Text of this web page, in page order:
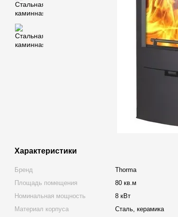
Характеристики
Бренд
Thorma
Площадь помещения
80 кв.м
Номинальная мощность
8 кВт
Материал корпуса
Сталь, керамика